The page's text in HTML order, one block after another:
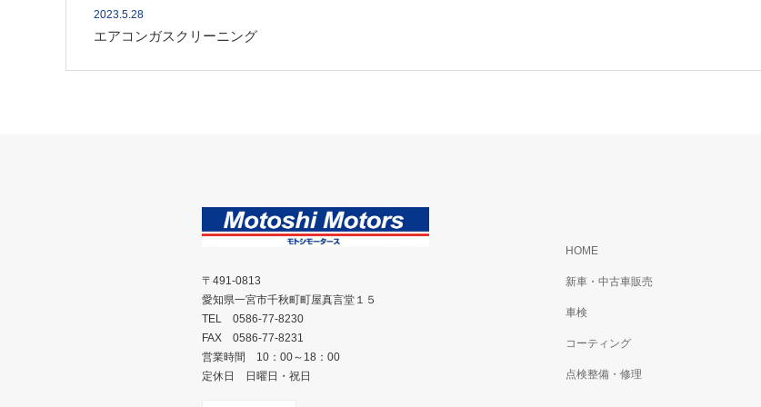
2023.5.28
エアコンガスクリーニング
HOME
新車・中古車販売
車検
コーティング
点検整備・修理
〒491-0813
愛知県一宮市千秋町町屋真言堂１５
TEL 0586-77-8230
FAX 0586-77-8231
営業時間 10：00～18：00
定休日 日曜日・祝日